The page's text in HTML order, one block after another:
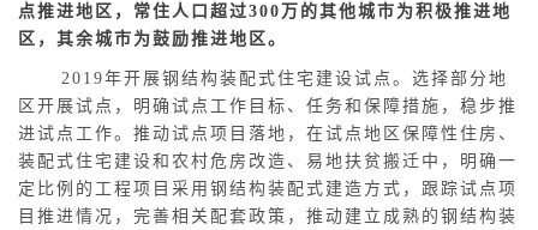
点推进地区，常住人口超过300万的其他城市为积极推进地
区，其余城市为鼓励推进地区。
2019年开展钢结构装配式住宅建设试点。选择部分地
区开展试点，明确试点工作目标、任务和保障措施，稳步推
进试点工作。推动试点项目落地，在试点地区保障性住房、
装配式住宅建设和农村危房改造、易地扶贫搬迁中，明确一
定比例的工程项目采用钢结构装配式建造方式，跟踪试点项
目推进情况，完善相关配套政策，推动建立成熟的钢结构装